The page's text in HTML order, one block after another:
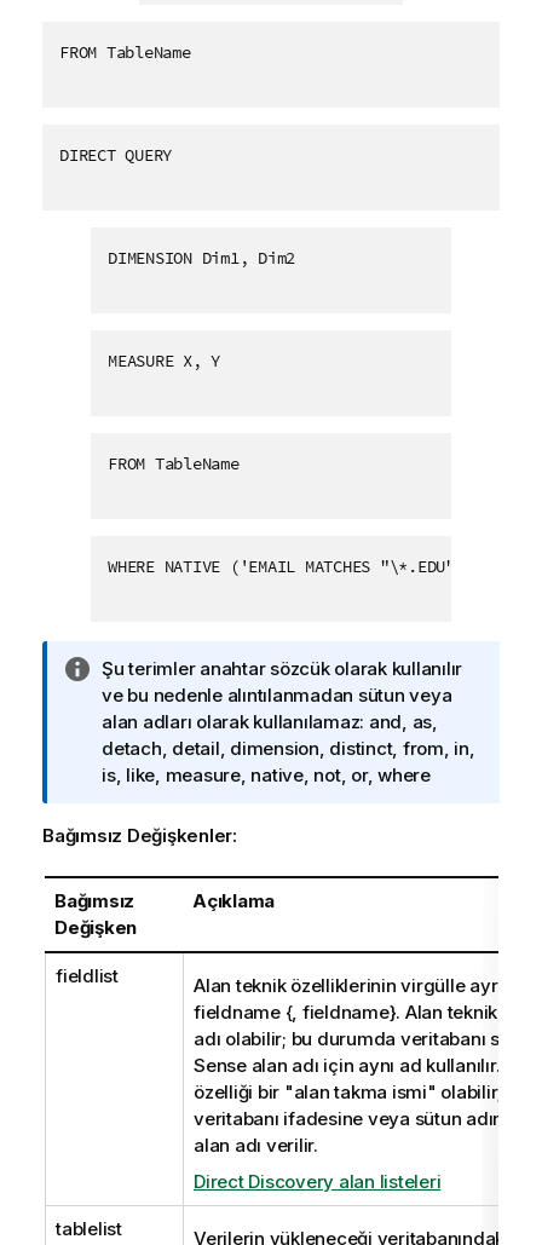
FROM TableName
DIRECT QUERY
DIMENSION Dim1, Dim2
MEASURE X, Y
FROM TableName
WHERE NATIVE ('EMAIL MATCHES "\*.EDU"')
B
i
l
g
i
o
u
Şu terimler anahtar sözcük olarak kullanılır
ve bu nedenle alıntılanmadan sütun veya
alan adları olarak kullanılamaz: and, as,
detach, detail, dimension, distinct, from, in,
is, like, measure, native, not, or, where
Bağımsız Değişkenler:
Bağımsız
Değişken
Açıklama
fieldlist
Alan teknik özelliklerinin virgülle
fieldname {, fieldname}. Alan teknik
adı olabilir; bu durumda veritabanı
Sensealan adı için aynı ad kullanılır.
özelliği bir "alan takma ismi" olabilir; bu
veritabanı ifadesine veya sütun adına
alan adı verilir.
Direct Discovery alan listeleri
tablelist Verilerin yükleneceği veritabanındaki